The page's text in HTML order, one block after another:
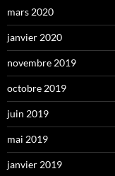
mars 2020
janvier 2020
novembre 2019
octobre 2019
juin 2019
mai 2019
janvier 2019